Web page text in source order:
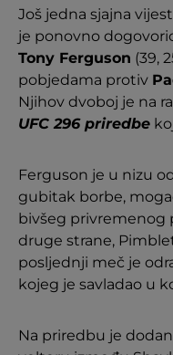
Još jedna sjajna
je ponovno
Tony Ferguson (39,
pobjedama protiv
Njihov dvoboj je na
UFC 296 priredbe
Ferguson je u nizu
gubitak borbe,
bivšeg privremenog
druge strane,
posljednji meč je
kojeg je savladao u
Na priredbu je